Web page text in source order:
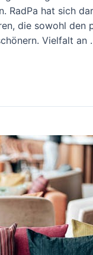
RadPa hat sich
die sowohl den
Vielfalt an